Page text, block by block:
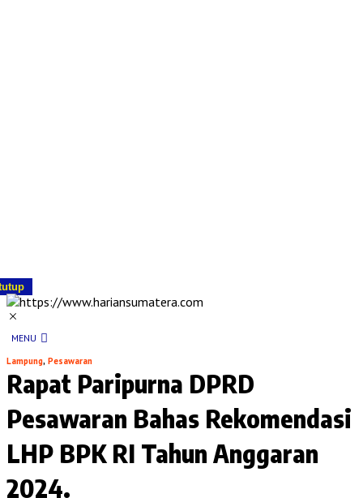
MENU
Lampung, Pesawaran
Rapat Paripurna DPRD
Pesawaran Bahas Rekomendasi
LHP BPK RI Tahun Anggaran
2024.